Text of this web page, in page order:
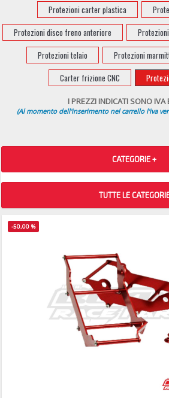
Protezioni carter plastica
Protezioni disco freno anteriore
Protezioni telaio
Protezioni
Carter frizione CNC
I PREZZI INDICATI SONO IVA
(Al momento dell'inserimento nel carrello l'iva
CATEGORIE +
TUTTE LE
-50,00 %